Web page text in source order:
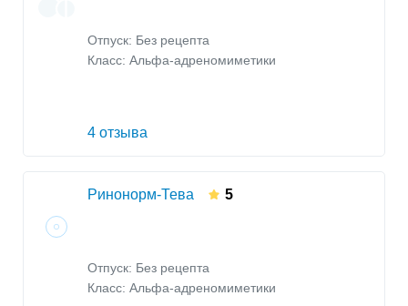
Отпуск: Без рецепта
Класс: Альфа-адреномиметики
4 отзыва
Ринонорм-Тева 5
Отпуск: Без рецепта
Класс: Альфа-адреномиметики